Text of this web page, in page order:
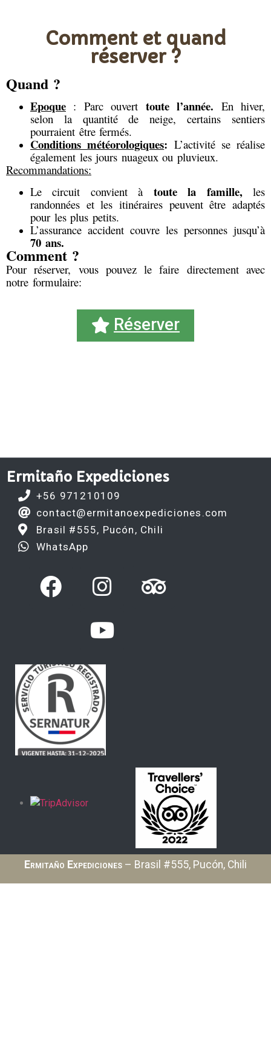
Comment et quand
réserver ?
Quand ?
Epoque : Parc ouvert toute l’année. En hiver,
selon la quantité de neige, certains sentiers
pourraient être fermés.
Conditions météorologiques: L’activité se réalise
également les jours nuageux ou pluvieux.
Recommandations:
Le circuit convient à toute la famille, les
randonnées et les itinéraires peuvent être adaptés
pour les plus petits.
L’assurance accident couvre les personnes jusqu’à
70 ans.
Comment ?
Pour réserver, vous pouvez le faire directement avec
notre formulaire:
Réserver
Ermitaño Expediciones
+56 971210109
contact@ermitanoexpediciones.com
Brasil #555, Pucón, Chili
WhatsApp
Ermitaño Expediciones – Brasil #555, Pucón, Chili